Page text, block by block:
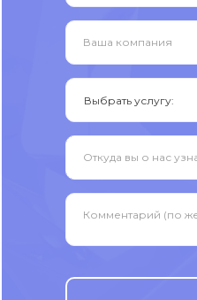
Ваша компания
Откуда вы о нас
Комментарий (по